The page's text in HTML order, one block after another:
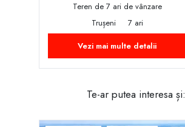
Teren de 7 ari de vânzare
Trușeni
7 ari
Vezi mai multe detalii
Te-ar putea interesa și: